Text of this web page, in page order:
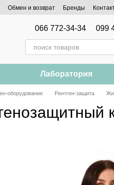
Обмен и возврат Бренды
066 772-34-34 099
Лаборатория
оборудование Рентген-защита